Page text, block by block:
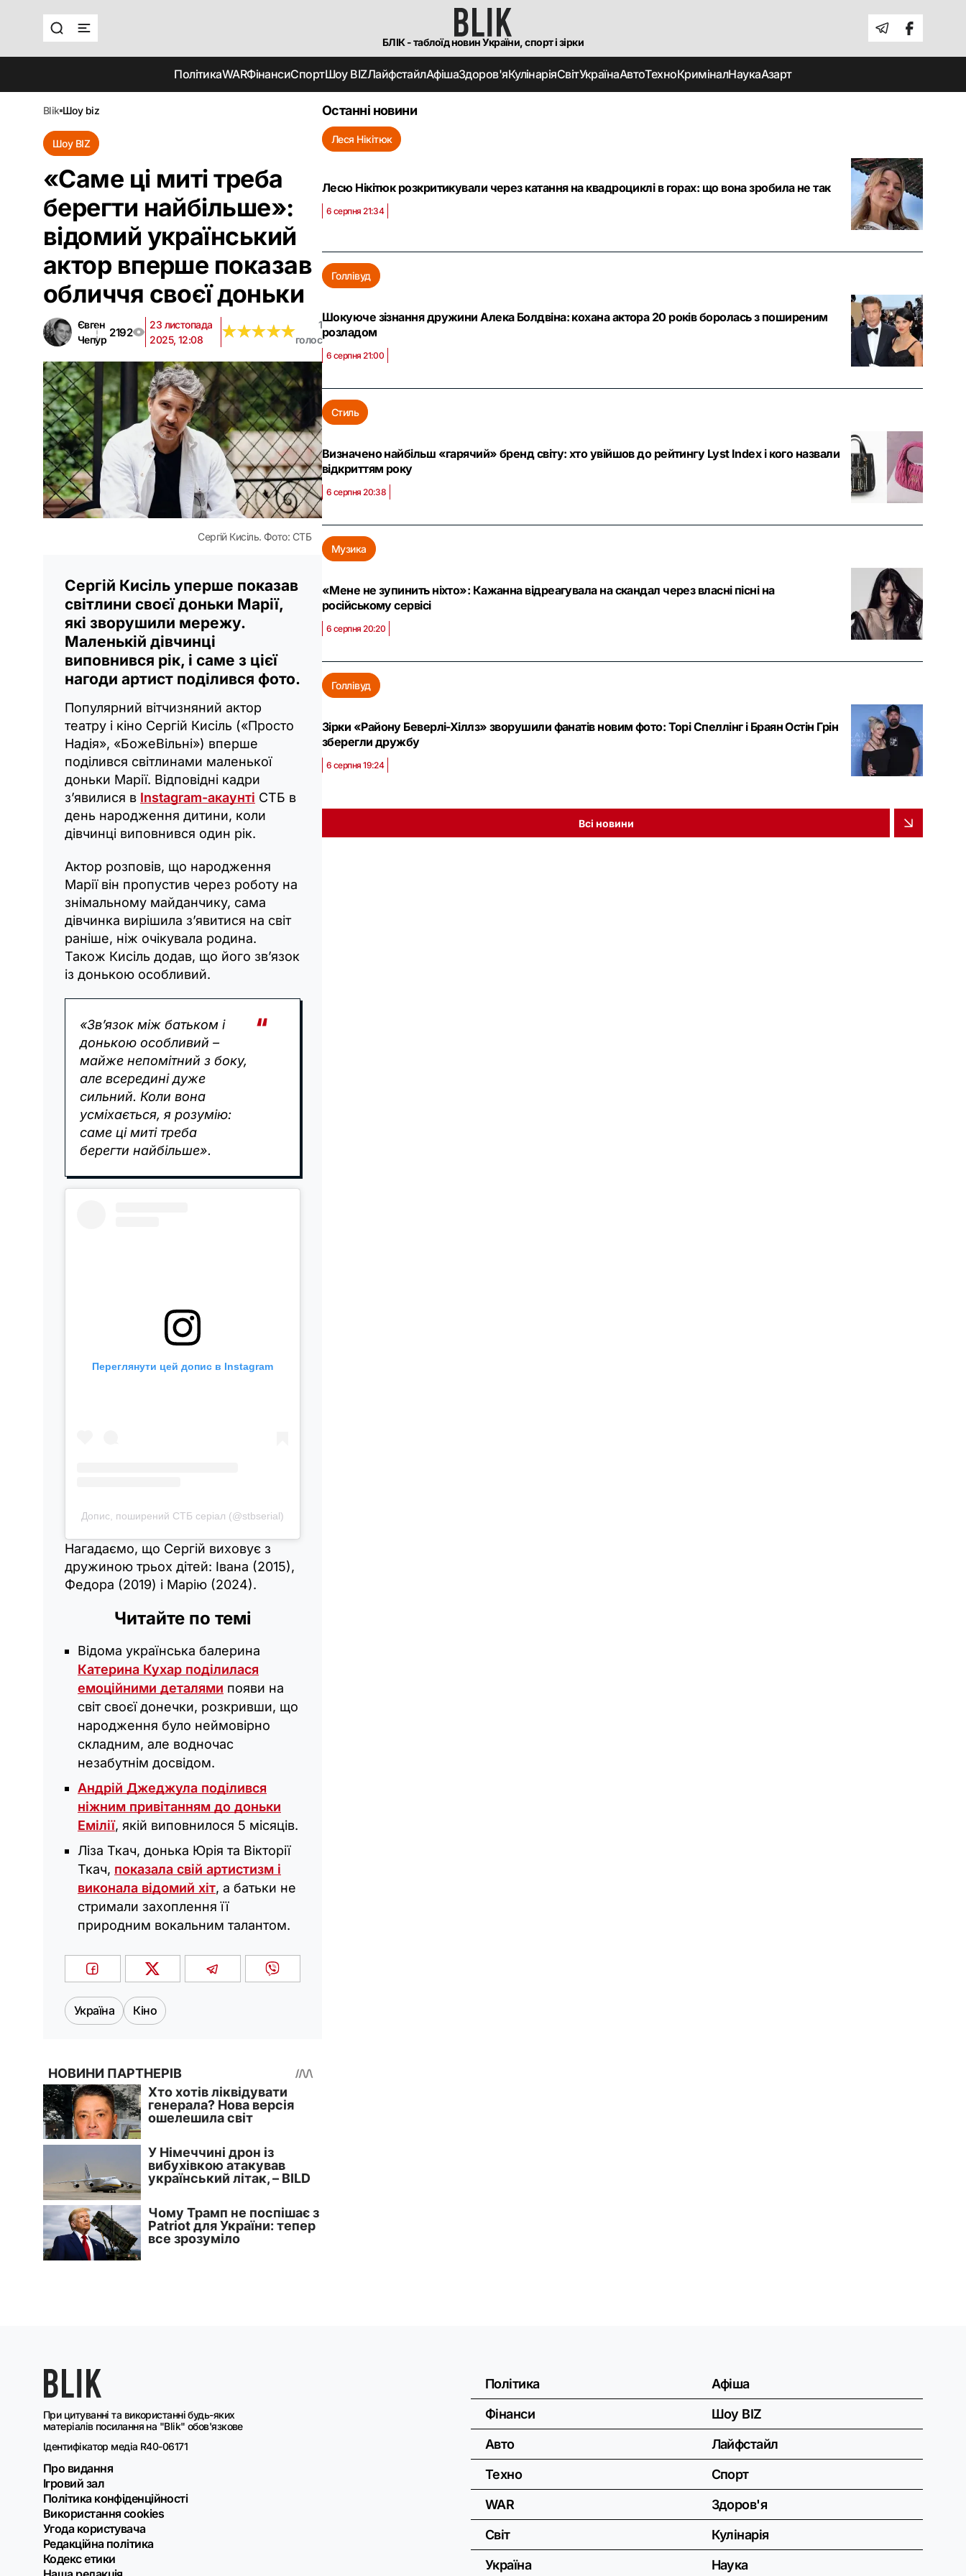
БЛІК - таблоїд новин України, спорт і зірки
ПолітикаWARФінансиСпортШоу BIZЛайфстайлАфішаЗдоров'яКулінаріяСвітУкраїнаАвтоТехноКриміналНаукаАзарт
blik шоу biz
Шоу BIZ
«Саме ці миті треба
берегти найбільше‎»:
відомий український
актор вперше показав
обличчя своєї доньки
Євген
Чепур
2192
23 листопада
2025, 12:08
★★★★★
★★★★★
1
голос
Сергій Кисіль. Фото: СТБ
Сергій Кисіль уперше показав
світлини своєї доньки Марії,
які зворушили мережу.
Маленькій дівчинці
виповнився рік, і саме з цієї
нагоди артист поділився фото.
Популярний вітчизняний актор
театру і кіно Сергій Кисіль («Просто
Надія», «БожеВільні») вперше
поділився світлинами маленької
доньки Марії. Відповідні кадри
з’явилися в Instagram-акаунті СТБ в
день народження дитини, коли
дівчинці виповнився один рік.
Актор розповів, що народження
Марії він пропустив через роботу на
знімальному майданчику, сама
дівчинка вирішила з’явитися на світ
раніше, ніж очікувала родина.
Також Кисіль додав, що його зв’язок
із донькою особливий.
«Зв’язок між батьком і
донькою особливий –
майже непомітний з боку,
але всередині дуже
сильний. Коли вона
усміхається, я розумію:
саме ці миті треба
берегти найбільше».
Переглянути цей допис в Instagram
Допис, поширений СТБ серіал (@stbserial)
Нагадаємо, що Сергій виховує з
дружиною трьох дітей: Івана (2015),
Федора (2019) і Марію (2024).
Читайте по темі
Відома українська балерина
Катерина Кухар поділилася
емоційними деталями появи на
світ своєї донечки, розкривши, що
народження було неймовірно
складним, але водночас
незабутнім досвідом.
Андрій Джеджула поділився
ніжним привітанням до доньки
Емілії, якій виповнилося 5 місяців.
Ліза Ткач, донька Юрія та Вікторії
Ткач, показала свій артистизм і
виконала відомий хіт, а батьки не
стримали захоплення її
природним вокальним талантом.
Україна Кіно
Останні новини
Леся Нікітюк
Лесю Нікітюк розкритикували через катання на квадроциклі в горах: що вона зробила не так
6 серпня 21:34
Голлівуд
Шокуюче зізнання дружини Алека Болдвіна: кохана актора 20 років боролась з поширеним
розладом
6 серпня 21:00
Стиль
Визначено найбільш «гарячий» бренд світу: хто увійшов до рейтингу Lyst Index і кого назвали
відкриттям року
6 серпня 20:38
Музика
«Мене не зупинить ніхто»: Кажанна відреагувала на скандал через власні пісні на
російському сервісі
6 серпня 20:20
Голлівуд
Зірки «Району Беверлі-Хіллз» зворушили фанатів новим фото: Торі Спеллінг і Браян Остін Грін
зберегли дружбу
6 серпня 19:24
Всі новини
При цитуванні та використанні будь-яких
матеріалів посилання на "Blik" обов'язкове
Ідентифікатор медіа R40-06171
Про видання
Ігровий зал
Політика конфіденційності
Використання cookies
Угода користувача
Редакційна політика
Кодекс етики
Політика
Фінанси
Авто
Техно
WAR
Світ
Україна
Афіша
Шоу BIZ
Лайфстайл
Спорт
Здоров'я
Кулінарія
Наука